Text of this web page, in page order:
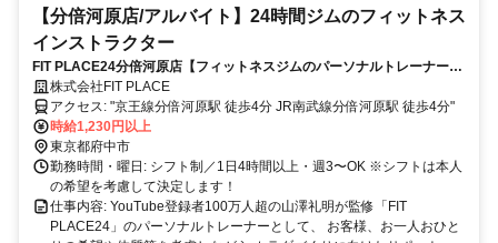
【分倍河原店/アルバイト】24時間ジムのフィットネス
インストラクター
FIT PLACE24分倍河原店【フィットネスジムのパーソナルトレーナー】
週3日〜OK／インセンティブあり／昇給・昇格あり
株式会社FIT PLACE
アクセス: "京王線分倍河原駅 徒歩4分 JR南武線分倍河原駅 徒歩4分"
時給1,230円以上
東京都府中市
勤務時間・曜日: シフト制／1日4時間以上・週3〜OK ※シフトは本人
の希望を考慮して決定します！
仕事内容: YouTube登録者100万人超の山澤礼明が監修「FIT
PLACE24」のパーソナルトレーナーとして、 お客様、お一人おひと